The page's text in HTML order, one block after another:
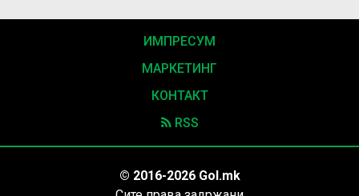
ИМПРЕСУМ
МАРКЕТИНГ
КОНТАКТ
RSS
© 2016-2026 Gol.mk